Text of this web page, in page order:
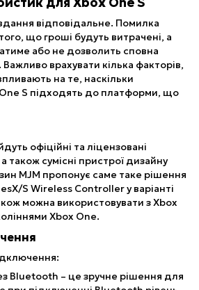
відповідальне. Помилка
що гроші будуть витрачені, а
або не дозволить сповна
врахувати кілька факторів,
на те, наскільки
S підходять до платформи, що
офіційні та ліцензовані
сумісні пристрої дизайну
MJM пропонує саме таке рішення
S Wireless Controller у варіанті
можна використовувати з Xbox
Xbox One.
Bluetooth – це зручне рішення для